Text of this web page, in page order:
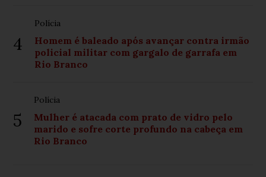
4
Polícia
Homem é baleado após avançar contra irmão
policial militar com gargalo de garrafa em
Rio Branco
5
Polícia
Mulher é atacada com prato de vidro pelo
marido e sofre corte profundo na cabeça em
Rio Branco